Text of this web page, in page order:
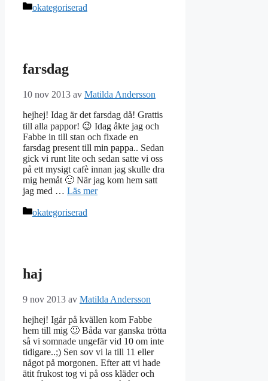
Kategorier
okategoriserad
farsdag
10 nov 2013 av Matilda Andersson
hejhej! Idag är det farsdag då! Grattis
till alla pappor! 😉 Idag åkte jag och
Fabbe in till stan och fixade en
farsdag present till min pappa.. Sedan
gick vi runt lite och sedan satte vi oss
på ett mysigt cafè innan jag skulle dra
mig hemåt 🙁 När jag kom hem satt
jag med … Läs mer
Kategorier
okategoriserad
haj
9 nov 2013 av Matilda Andersson
hejhej! Igår på kvällen kom Fabbe
hem till mig 🙂 Båda var ganska trötta
så vi somnade ungefär vid 10 om inte
tidigare..;) Sen sov vi la till 11 eller
något på morgonen. Efter att vi hade
ätit frukost tog vi på oss kläder och